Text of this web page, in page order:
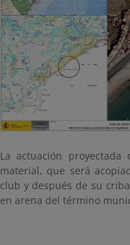
La actuación
material, que será
club y después de su
en arena del término